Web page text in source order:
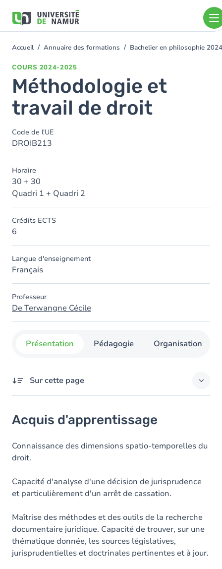
contenu
You
Accueil Annuaire des formations Bachelier en philosophie
COURS 2024-2025
Méthodologie et
travail de droit
Code de l'UE
DROIB213
Horaire
30 + 30
Quadri 1 + Quadri 2
Crédits ECTS
6
Langue d'enseignement
Français
Professeur
De Terwangne Cécile
Présentation Pédagogie Organisation
Sur cette page
Objectifs
Contenu
Acquis d'apprentissage
Connaissance des dimensions spatio-temporelles du
droit.
Capacité d'analyse d'une décision de jurisprudence
et particulièrement d'un arrêt de cassation.
Maîtrise des méthodes et des outils de la recherche
documentaire juridique. Capacité de trouver, sur une
thématique donnée, les sources législatives,
jurisprudentielles et doctrinales pertinentes et à jour.